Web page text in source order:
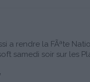
a rendre la FÃªte
samedi soir sur les